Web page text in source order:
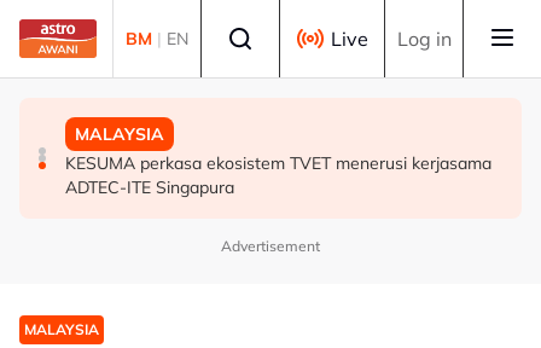
Skip to main content
BM | EN Live Log in
MALAYSIA
PDRM nafi kenyataan palsu dikaitkan dengan
Pemangku Timbalan Ketua Polis Negara
MALAYSIA
Isu penempatan 40 tahun selesai, 120 keluarga di
Sungkai dan Kuala Bikam terima geran tanah
MALAYSIA
KESUMA perkasa ekosistem TVET menerusi kerjasama
ADTEC-ITE Singapura
Advertisement
MALAYSIA